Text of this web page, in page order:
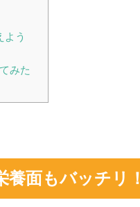
よう
みた
養面もバッチリ！